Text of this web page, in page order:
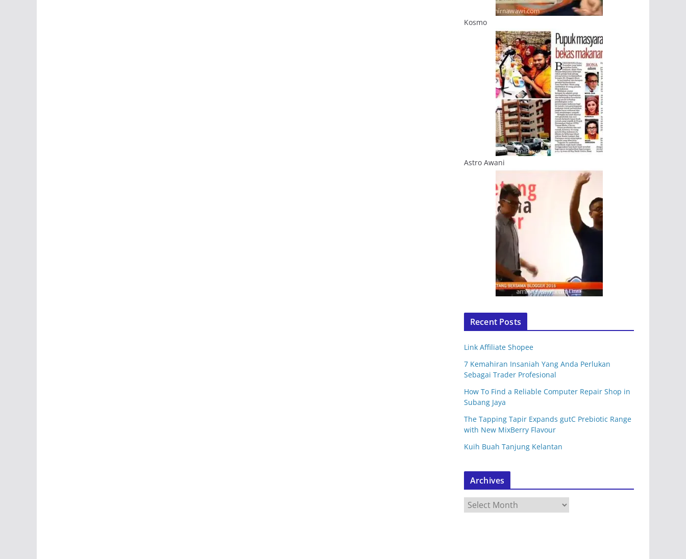
Kosmo
Astro Awani
Recent Posts
Link Affiliate Shopee
7 Kemahiran Insaniah Yang Anda Perlukan
Sebagai Trader Profesional
How To Find a Reliable Computer Repair Shop in
Subang Jaya
The Tapping Tapir Expands gutC Prebiotic Range
with New MixBerry Flavour
Kuih Buah Tanjung Kelantan
Archives
r